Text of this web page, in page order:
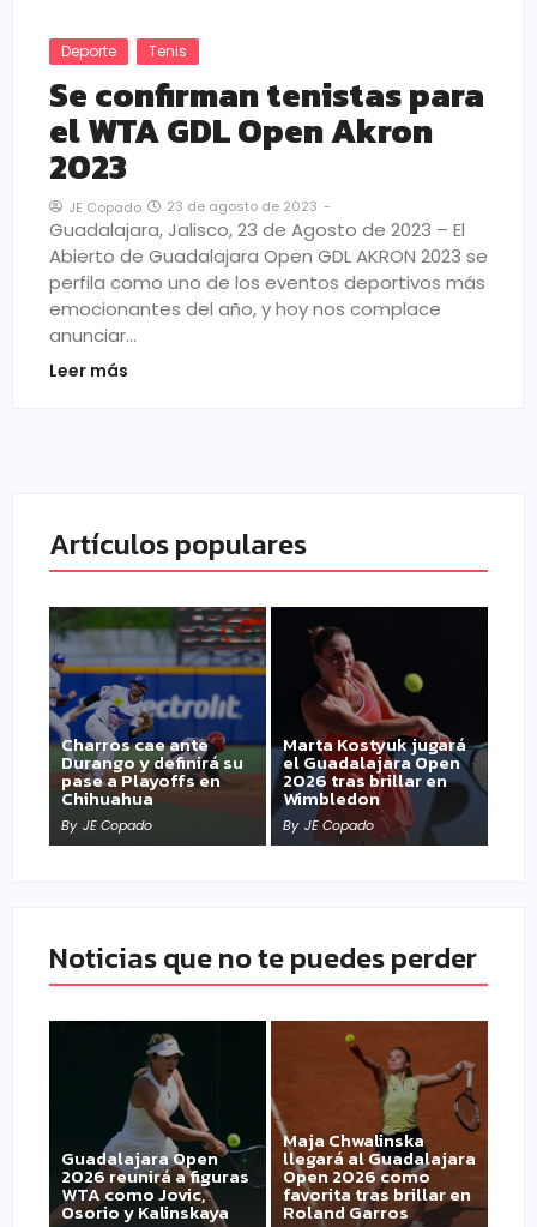
Deporte Tenis
Se confirman tenistas para
el WTA GDL Open Akron
2023
JE Copado 23 de agosto de 2023 -
Guadalajara, Jalisco, 23 de Agosto de 2023 – El
Abierto de Guadalajara Open GDL AKRON 2023 se
perfila como uno de los eventos deportivos más
emocionantes del año, y hoy nos complace
anunciar…
Leer más
Artículos populares
Charros cae ante
Durango y definirá su
pase a Playoffs en
Chihuahua
By JE Copado
Marta Kostyuk jugará
el Guadalajara Open
2026 tras brillar en
Wimbledon
By JE Copado
Noticias que no te puedes perder
Guadalajara Open
2026 reunirá a figuras
WTA como Jovic,
Osorio y Kalinskaya
Maja Chwalinska
llegará al Guadalajara
Open 2026 como
favorita tras brillar en
Roland Garros